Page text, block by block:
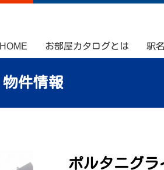
HOME お部屋カタログとは 駅
物件情報
ポルタニグラ